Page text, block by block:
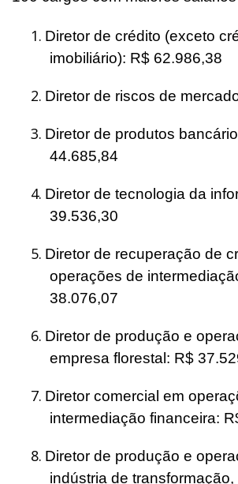
1. Diretor de crédito (exceto
imobiliário): R$ 62.986,38
2. Diretor de riscos de
3. Diretor de produtos
44.685,84
4. Diretor de tecnologia da
39.536,30
5. Diretor de recuperação de
operações de
38.076,07
6. Diretor de produção e
empresa florestal: R$
7. Diretor comercial em
intermediação financeira:
8. Diretor de produção e
indústria de